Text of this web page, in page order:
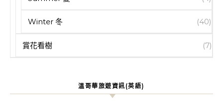
Winter 冬 (40)
賞花看樹 (7)
溫哥華旅遊資訊(英語)